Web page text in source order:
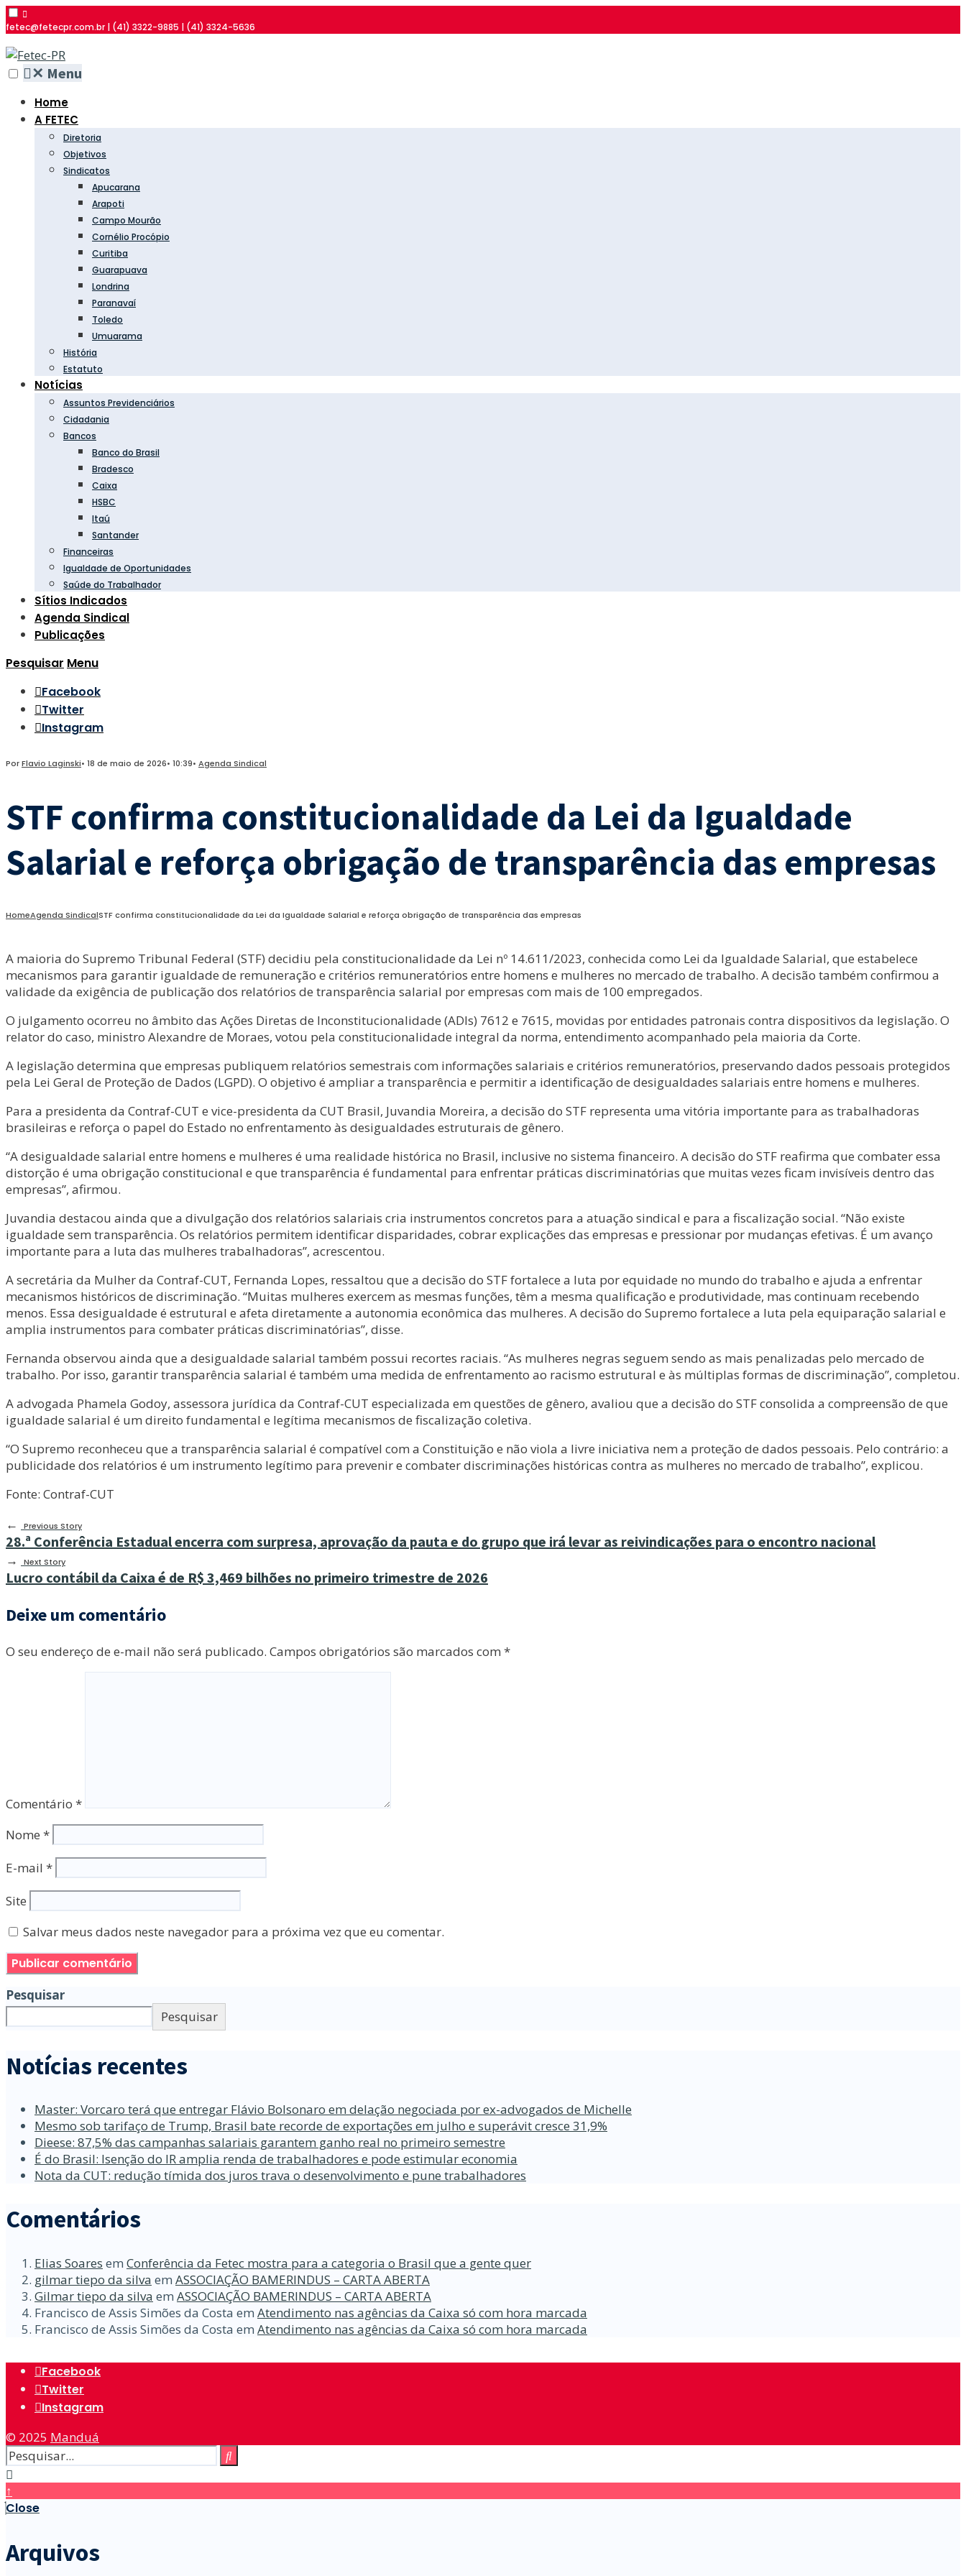
fetec@fetecpr.com.br | (41) 3322-9885 | (41) 3324-5636
✕ Menu
Home
A FETEC
Diretoria
Objetivos
Sindicatos
Apucarana
Arapoti
Campo Mourão
Cornélio Procópio
Curitiba
Guarapuava
Londrina
Paranavaí
Toledo
Umuarama
História
Estatuto
Notícias
Assuntos Previdenciários
Cidadania
Bancos
Banco do Brasil
Bradesco
Caixa
HSBC
Itaú
Santander
Financeiras
Igualdade de Oportunidades
Saúde do Trabalhador
Sítios Indicados
Agenda Sindical
Publicações
Pesquisar Menu
Facebook
Twitter
Instagram
PorFlavio Laginski• 18 de maio de 2026• 10:39• Agenda Sindical
STF confirma constitucionalidade da Lei da Igualdade
Salarial e reforça obrigação de transparência das empresas
HomeAgenda SindicalSTF confirma constitucionalidade da Lei da Igualdade Salarial e reforça obrigação de transparência das empresas
A maioria do Supremo Tribunal Federal (STF) decidiu pela constitucionalidade da Lei nº 14.611/2023, conhecida como Lei da Igualdade Salarial, que estabelece
mecanismos para garantir igualdade de remuneração e critérios remuneratórios entre homens e mulheres no mercado de trabalho. A decisão também confirmou a
validade da exigência de publicação dos relatórios de transparência salarial por empresas com mais de 100 empregados.
O julgamento ocorreu no âmbito das Ações Diretas de Inconstitucionalidade (ADIs) 7612 e 7615, movidas por entidades patronais contra dispositivos da legislação. O
relator do caso, ministro Alexandre de Moraes, votou pela constitucionalidade integral da norma, entendimento acompanhado pela maioria da Corte.
A legislação determina que empresas publiquem relatórios semestrais com informações salariais e critérios remuneratórios, preservando dados pessoais protegidos
pela Lei Geral de Proteção de Dados (LGPD). O objetivo é ampliar a transparência e permitir a identificação de desigualdades salariais entre homens e mulheres.
Para a presidenta da Contraf-CUT e vice-presidenta da CUT Brasil, Juvandia Moreira, a decisão do STF representa uma vitória importante para as trabalhadoras
brasileiras e reforça o papel do Estado no enfrentamento às desigualdades estruturais de gênero.
“A desigualdade salarial entre homens e mulheres é uma realidade histórica no Brasil, inclusive no sistema financeiro. A decisão do STF reafirma que combater essa
distorção é uma obrigação constitucional e que transparência é fundamental para enfrentar práticas discriminatórias que muitas vezes ficam invisíveis dentro das
empresas”, afirmou.
Juvandia destacou ainda que a divulgação dos relatórios salariais cria instrumentos concretos para a atuação sindical e para a fiscalização social. “Não existe
igualdade sem transparência. Os relatórios permitem identificar disparidades, cobrar explicações das empresas e pressionar por mudanças efetivas. É um avanço
importante para a luta das mulheres trabalhadoras”, acrescentou.
A secretária da Mulher da Contraf-CUT, Fernanda Lopes, ressaltou que a decisão do STF fortalece a luta por equidade no mundo do trabalho e ajuda a enfrentar
mecanismos históricos de discriminação. “Muitas mulheres exercem as mesmas funções, têm a mesma qualificação e produtividade, mas continuam recebendo
menos. Essa desigualdade é estrutural e afeta diretamente a autonomia econômica das mulheres. A decisão do Supremo fortalece a luta pela equiparação salarial e
amplia instrumentos para combater práticas discriminatórias”, disse.
Fernanda observou ainda que a desigualdade salarial também possui recortes raciais. “As mulheres negras seguem sendo as mais penalizadas pelo mercado de
trabalho. Por isso, garantir transparência salarial é também uma medida de enfrentamento ao racismo estrutural e às múltiplas formas de discriminação”, completou.
A advogada Phamela Godoy, assessora jurídica da Contraf-CUT especializada em questões de gênero, avaliou que a decisão do STF consolida a compreensão de que
igualdade salarial é um direito fundamental e legítima mecanismos de fiscalização coletiva.
“O Supremo reconheceu que a transparência salarial é compatível com a Constituição e não viola a livre iniciativa nem a proteção de dados pessoais. Pelo contrário: a
publicidade dos relatórios é um instrumento legítimo para prevenir e combater discriminações históricas contra as mulheres no mercado de trabalho”, explicou.
Fonte: Contraf-CUT
←
Previous Story
28.ª Conferência Estadual encerra com surpresa, aprovação da pauta e do grupo que irá levar as reivindicações para o encontro nacional
→ Next Story
Lucro contábil da Caixa é de R$ 3,469 bilhões no primeiro trimestre de 2026
Deixe um comentário
O seu endereço de e-mail não será publicado. Campos obrigatórios são marcados com *
Comentário *
Nome *
E-mail *
Site
Salvar meus dados neste navegador para a próxima vez que eu comentar.
Pesquisar
Pesquisar
Notícias recentes
Master: Vorcaro terá que entregar Flávio Bolsonaro em delação negociada por ex-advogados de Michelle
Mesmo sob tarifaço de Trump, Brasil bate recorde de exportações em julho e superávit cresce 31,9%
Dieese: 87,5% das campanhas salariais garantem ganho real no primeiro semestre
É do Brasil: Isenção do IR amplia renda de trabalhadores e pode estimular economia
Nota da CUT: redução tímida dos juros trava o desenvolvimento e pune trabalhadores
Comentários
Elias Soares em Conferência da Fetec mostra para a categoria o Brasil que a gente quer
gilmar tiepo da silva em ASSOCIAÇÃO BAMERINDUS – CARTA ABERTA
Gilmar tiepo da silva em ASSOCIAÇÃO BAMERINDUS – CARTA ABERTA
Francisco de Assis Simões da Costa em Atendimento nas agências da Caixa só com hora marcada
Francisco de Assis Simões da Costa em Atendimento nas agências da Caixa só com hora marcada
Facebook
Twitter
Instagram
© 2025 Manduá
↑
Close
Arquivos